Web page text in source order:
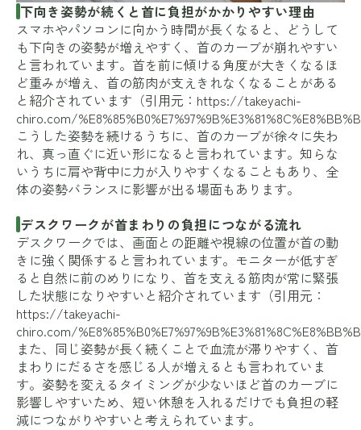
下向き姿勢が続くと首に負担がかかりやすい理由
スマホやパソコンに向かう時間が長くなると、どうして
も下向きの姿勢が増えやすく、首のカーブが崩れやすい
と言われています。首を前に傾ける角度が大きくなるほ
ど重みが増え、首の筋肉が支えきれなくなることがある
と紹介されています（引用元： https://takeyachi-
chiro.com/
こうした姿勢を続けるうちに、首のカーブが徐々に失わ
れ、真っ直ぐに近い形になると言われています。知らな
いうちに肩や背中に力が入りやすくなることもあり、全
体の姿勢バランスに影響が出る場面もあります。
デスクワークが首まわりの負担につながる流れ
デスクワークでは、画面との距離や視線の位置が首の動
きに強く関係すると言われています。モニターが低すぎ
ると自然に前のめりになり、首を支える筋肉が常に緊張
した状態になりやすいと紹介されています（引用元：
https://takeyachi-
chiro.com/
また、同じ姿勢が長く続くことで血流が滞りやすく、首
まわりにだるさを感じる人が増えるとも言われていま
す。姿勢を変えるタイミングが少ないほど首のカーブに
影響しやすいため、短い休憩を入れるだけでも負担の軽
減につながりやすいと考えられています。